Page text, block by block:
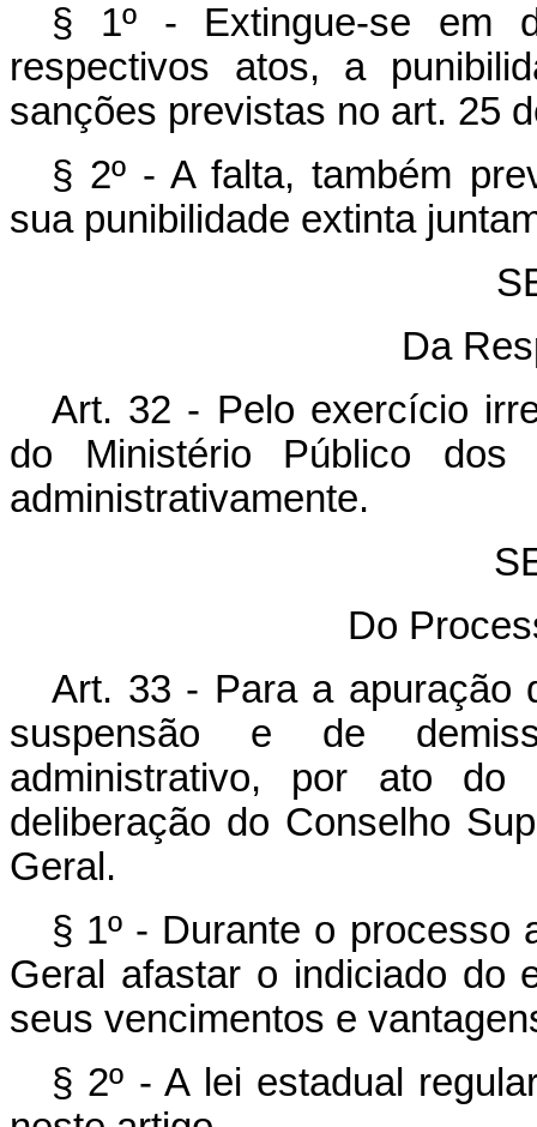
§ 1º - Extingue-se em
respectivos atos, a
sanções previstas no art. 25
§ 2º - A falta, também
sua punibilidade extinta
Da
Art. 32 - Pelo exercício
do Ministério Público
administrativamente.
Do
Art. 33 - Para a apuração
suspensão e de
administrativo, por ato do
deliberação do Conselho
Geral.
§ 1º - Durante o processo
Geral afastar o indiciado do
seus vencimentos e
§ 2º - A lei estadual